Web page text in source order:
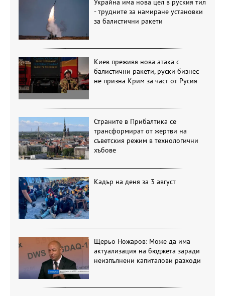
Украйна има нова цел в руския тил
- трудните за намиране установки
за балистични ракети
Киев преживя нова атака с
балистични ракети, руски бизнес
не призна Крим за част от Русия
Страните в Прибалтика се
трансформират от жертви на
съветския режим в технологични
хъбове
Кадър на деня за 3 август
Щерьо Ножаров: Може да има
актуализация на бюджета заради
неизпълнени капиталови разходи